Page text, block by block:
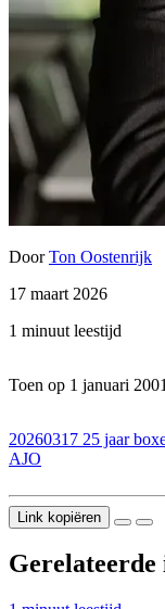
DoorTon Oostenrijk
17 maart 2026
1 minuut leestijd
Toen op 1 januari
20260317 25 jaar
AJO
Link kopiëren
Gerelateerde